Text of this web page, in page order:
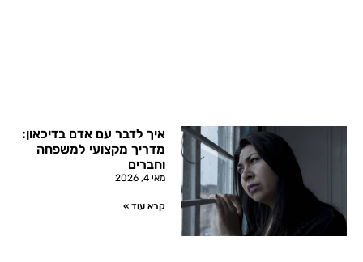
איך לדבר עם אדם בדיכאון:
מדריך מקצועי למשפחה
וחברים
מאי 4, 2026
קרא עוד »